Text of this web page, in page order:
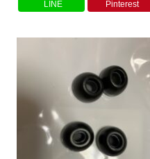
LINE Pinterest